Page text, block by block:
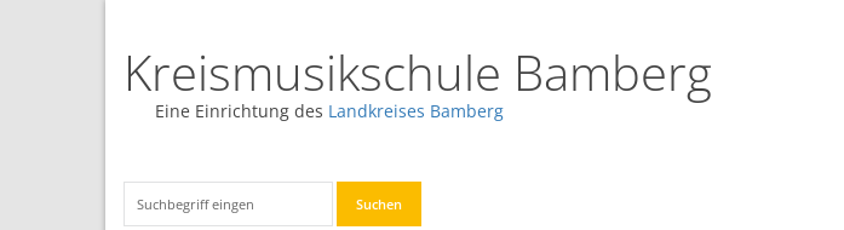
Kreismusikschule Bamberg
Eine Einrichtung des Landkreises Bamberg